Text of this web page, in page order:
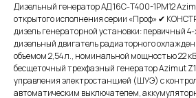
Дизельный генератор АД 16С-Т400-1РМ12
открытого исполнения серии «Проф» ✔
дизель генераторной установки: первичный
дизельный двигатель радиаторного
объемом 2,54 л., номинальной мощностью 22
бесщеточный трехфазный генератор Azimut
управления электростанцией (ШУЭ) с
автоматическим выключателем,